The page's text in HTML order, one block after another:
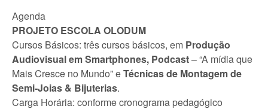
Agenda
PROJETO ESCOLA OLODUM
Cursos Básicos: três cursos básicos, em Produção
Audiovisual em Smartphones, Podcast– “A mídia que
Mais Cresce no Mundo” eTécnicas de Montagem de
Semi-Joias & Bijuterias.
Carga Horária: conforme cronograma pedagógico